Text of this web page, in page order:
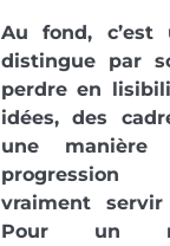
Au fond,
distingue par
perdre en
idées, des
une
vraiment
Pour un